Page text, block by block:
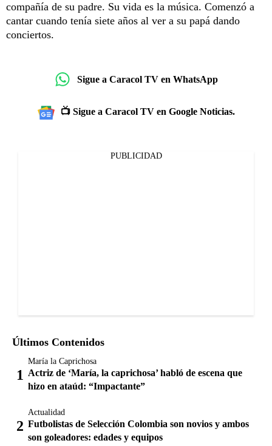
compañía de su padre. Su vida es la música. Comenzó a
cantar cuando tenía siete años al ver a su papá dando
conciertos.
Sigue a Caracol TV en WhatsApp
📺 Sigue a Caracol TV en Google Noticias.
PUBLICIDAD
Últimos Contenidos
María la Caprichosa
Actriz de ‘María, la caprichosa’ habló de escena que
hizo en ataúd: “Impactante”
Actualidad
Futbolistas de Selección Colombia son novios y ambos
son goleadores: edades y equipos